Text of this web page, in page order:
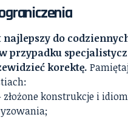
do
przypadku
korektę.
złożone konstrukcje i